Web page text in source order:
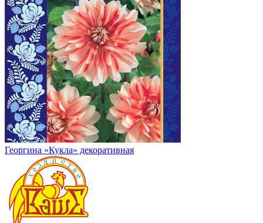
Георгина «Кукла» декоративная